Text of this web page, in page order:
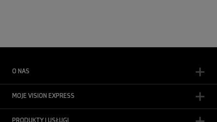
O NAS
MOJE VISION EXPRESS